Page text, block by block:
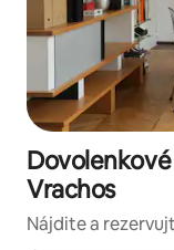
Vrachos
Nájdite a